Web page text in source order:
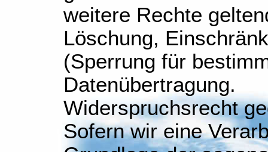
weitere Rechte
Löschung,
(Sperrung für
Datenübertragung.
Widerspruchsrecht
Sofern wir eine